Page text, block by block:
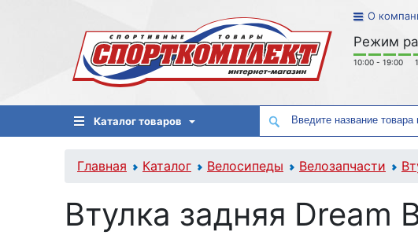
О
Режим
10:00 - 19:00
Каталог товаров
Главная Каталог Велосипеды Велозапчасти
Втулка задняя Dream